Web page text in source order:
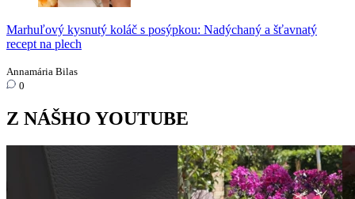
Marhuľový kysnutý koláč s posýpkou: Nadýchaný a šťavnatý
recept na plech
Annamária Bilas
0
Z NÁŠHO YOUTUBE